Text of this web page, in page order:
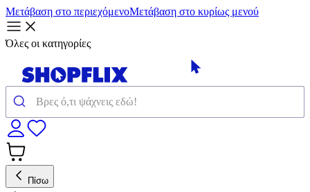
Μετάβαση στο περιεχόμενοΜετάβαση στο κυρίως μενού
Όλες οι κατηγορίες
Πίσω